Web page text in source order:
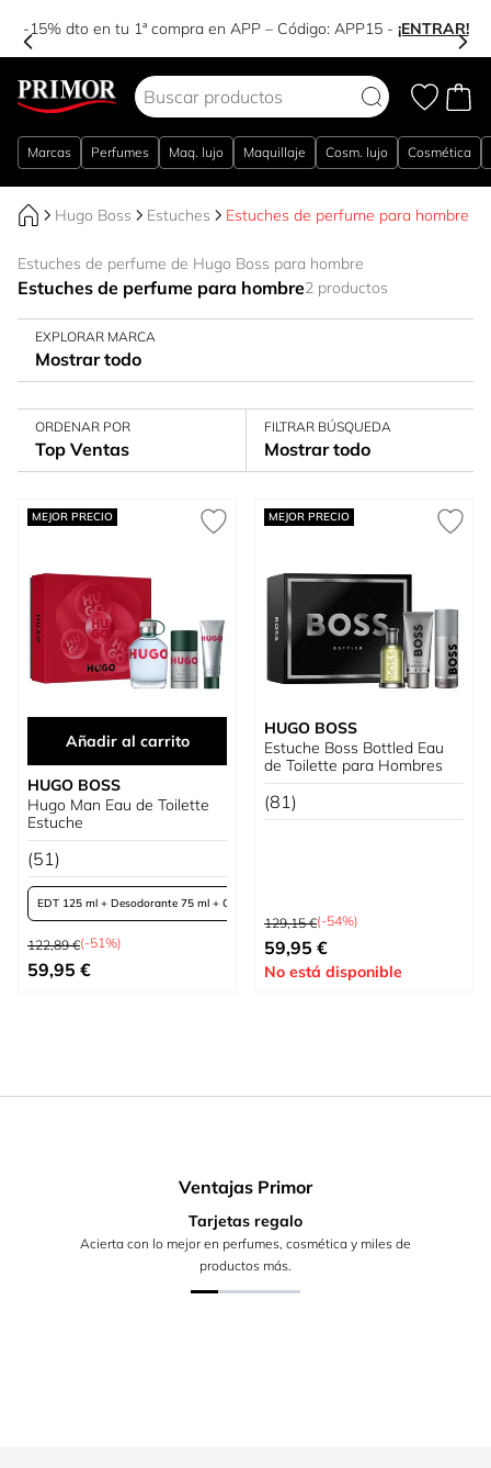
-15% dto en tu 1ª compra en APP – Código: APP15- ¡ENTRAR!
Marcas Perfumes Maq. lujo Maquillaje Cosm. lujo Cosmética
Hugo Boss Estuches Estuches de perfume para hombre
Estuches de perfume de Hugo Boss para hombre
Estuches de perfume para hombre2 productos
EXPLORAR MARCA
Mostrar todo
ORDENAR POR
Top Ventas
FILTRAR BÚSQUEDA
Mostrar todo
MEJOR PRECIO
Añadir al carrito
HUGO BOSS
Hugo Man Eau de Toilette
Estuche
(51)
EDT 125 ml + Desodorante 75 ml + Gel 50 ml
EDT 125 ml + Gel 50 ml + DEO 75 ml
Precio habitual
122,89 €(-51%)
Tan bajo como
59,95 €
MEJOR PRECIO
HUGO BOSS
Estuche Boss Bottled Eau
de Toilette para Hombres
(81)
Precio habitual
129,15 €(-54%)
Precio especial
59,95 €
No está disponible
Ventajas Primor
Tarjetas regalo
Acierta con lo mejor en perfumes, cosmética y miles de
productos más.